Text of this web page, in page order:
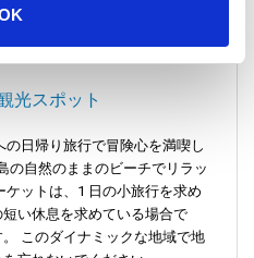
ボート乗りまで、ユニークな
光スポット
日帰り旅行で冒険心を満喫し
の自然のままのビーチでリラッ
ットは、1 日の小旅行を求め
い休息を求めている場合で
このダイナミックな地域で地